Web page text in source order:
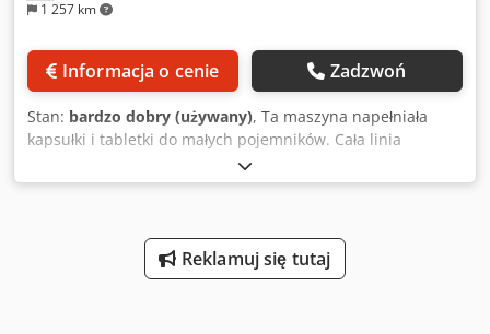
1 257 km
Informacja o cenie Zadzwoń
Stan: bardzo dobry (używany), Ta maszyna napełniała
kapsułki i tabletki do małych pojemników. Cała linia
również jest dostępna. Butelki są podawane na linię z
obrotnicy, produkt jest liczony i dozowany do pojemnika
jako nowe w 2015 roku i wydają się być w doskonałym
stanie. Liczarka to Vitacount 12-1. Chodpfxoxm S Hmj
Reklamuj się tutaj